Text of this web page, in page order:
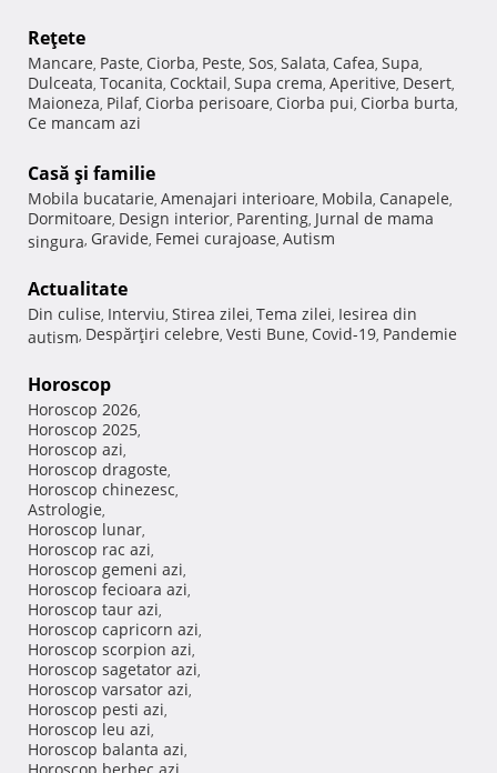
Reţete
Mancare, Paste, Ciorba, Peste, Sos, Salata, Cafea, Supa,
Dulceata, Tocanita, Cocktail, Supa crema, Aperitive, Desert,
Maioneza, Pilaf, Ciorba perisoare, Ciorba pui, Ciorba burta,
Ce mancam azi
Casă şi familie
Mobila bucatarie, Amenajari interioare, Mobila, Canapele,
Dormitoare, Design interior, Parenting, Jurnal de mama
singura, Gravide, Femei curajoase, Autism
Actualitate
Din culise, Interviu, Stirea zilei, Tema zilei, Iesirea din
autism, Despărţiri celebre, Vesti Bune, Covid-19, Pandemie
Horoscop
Horoscop 2026,
Horoscop 2025,
Horoscop azi,
Horoscop dragoste,
Horoscop chinezesc,
Astrologie,
Horoscop lunar,
Horoscop rac azi,
Horoscop gemeni azi,
Horoscop fecioara azi,
Horoscop taur azi,
Horoscop capricorn azi,
Horoscop scorpion azi,
Horoscop sagetator azi,
Horoscop varsator azi,
Horoscop pesti azi,
Horoscop leu azi,
Horoscop balanta azi,